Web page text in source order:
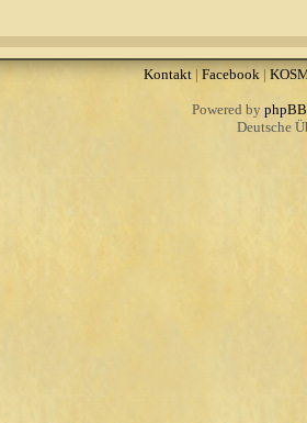
Kontakt|Facebook|
Powered by phpBB
Deutsche